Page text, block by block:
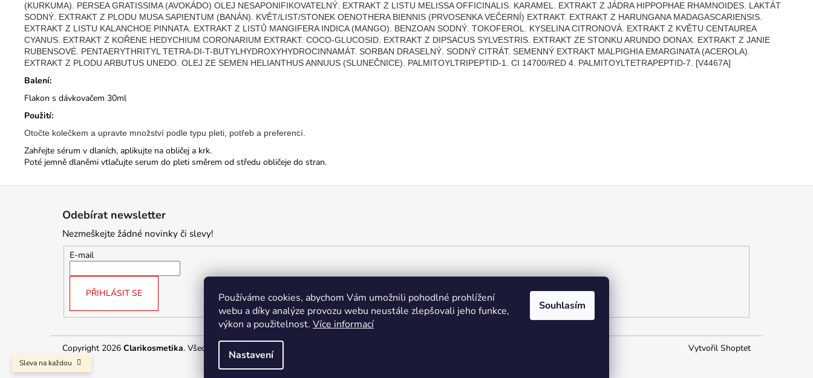
Používáme cookies, abychom Vám umožnili pohodlné prohlížení
webu a díky analýze provozu webu neustále zlepšovali jeho funkce,
výkon a použitelnost. Více informací
Nastavení
Souhlasím
Sleva na každou
(KURKUMA). PERSEA GRATISSIMA (AVOKÁDO) OLEJ NESAPONIFIKOVATELNÝ. EXTRAKT Z LISTU MELISSA OFFICINALIS. KARAMEL. EXTRAKT Z JÁDRA HIPPOPHAE RHAMNOIDES. LAKTÁT
SODNÝ. EXTRAKT Z PLODU MUSA SAPIENTUM (BANÁN). KVĚT/LIST/STONEK OENOTHERA BIENNIS (PRVOSENKA VEČERNÍ) EXTRAKT. EXTRAKT Z HARUNGANA MADAGASCARIENSIS.
EXTRAKT Z LISTU KALANCHOE PINNATA. EXTRAKT Z LISTŮ MANGIFERA INDICA (MANGO). BENZOAN SODNÝ. TOKOFEROL. KYSELINA CITRONOVÁ. EXTRAKT Z KVĚTU CENTAUREA
CYANUS. EXTRAKT Z KOŘENE HEDYCHIUM CORONARIUM EXTRAKT. COCO-GLUCOSID. EXTRAKT Z DIPSACUS SYLVESTRIS. EXTRAKT ZE STONKU ARUNDO DONAX. EXTRAKT Z JANIE
RUBENSOVÉ. PENTAERYTHRITYL TETRA-DI-T-BUTYLHYDROXYHYDROCINNAMÁT. SORBAN DRASELNÝ. SODNÝ CITRÁT. SEMENNÝ EXTRAKT MALPIGHIA EMARGINATA (ACEROLA).
EXTRAKT Z PLODU ARBUTUS UNEDO. OLEJ ZE SEMEN HELIANTHUS ANNUUS (SLUNEČNICE). PALMITOYLTRIPEPTID-1. CI 14700/RED 4. PALMITOYLTETRAPEPTID-7. [V4467A]
Balení:
Flakon s dávkovačem 30ml
Použití:
Otočte kolečkem a upravte množství podle typu pleti, potřeb a preferencí.
Zahřejte sérum v dlaních, aplikujte na obličej a krk.
Poté jemně dlaněmi vtlačujte serum do pleti směrem od středu obličeje do stran.
Odebírat newsletter
Nezmeškejte žádné novinky či slevy!
E-mail
PŘIHLÁSIT SE
Vytvořil Shoptet
Copyright 2026 Clarikosmetika. Všechna práva vyhrazena.